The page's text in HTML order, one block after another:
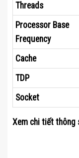
Threads
Processor Base
Frequency
Cache
TDP
Socket
Xem chi tiết thông